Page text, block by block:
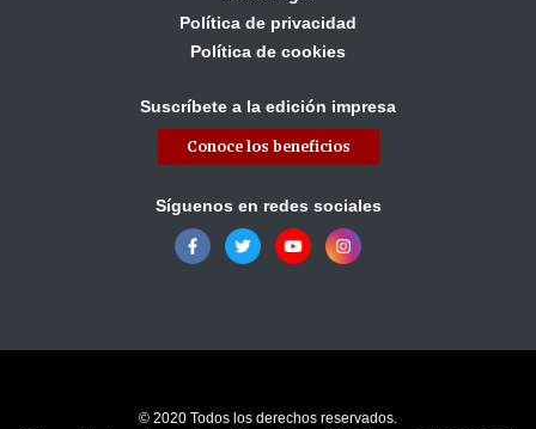
Política de privacidad
Política de cookies
Suscríbete a la edición impresa
Conoce los beneficios
Síguenos en redes sociales
© 2020 Todos los derechos reservados.